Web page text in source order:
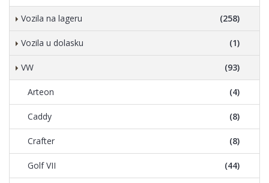
Vozila na lageru (258)
Vozila u dolasku (1)
VW (93)
Arteon (4)
Caddy (8)
Crafter (8)
Golf VII (44)